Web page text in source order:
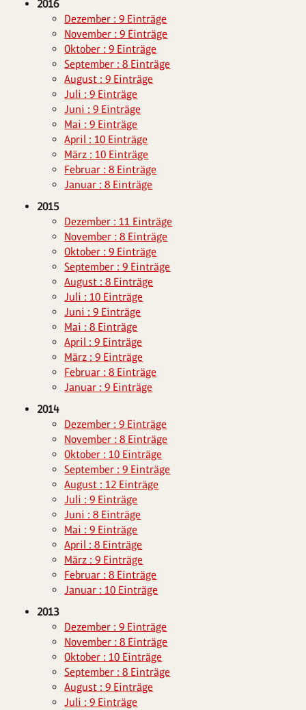
2016
Dezember : 9 Einträge
November : 9 Einträge
Oktober : 9 Einträge
September : 8 Einträge
August : 9 Einträge
Juli : 9 Einträge
Juni : 9 Einträge
Mai : 9 Einträge
April : 10 Einträge
März : 10 Einträge
Februar : 8 Einträge
Januar : 8 Einträge
2015
Dezember : 11 Einträge
November : 8 Einträge
Oktober : 9 Einträge
September : 9 Einträge
August : 8 Einträge
Juli : 10 Einträge
Juni : 9 Einträge
Mai : 8 Einträge
April : 9 Einträge
März : 9 Einträge
Februar : 8 Einträge
Januar : 9 Einträge
2014
Dezember : 9 Einträge
November : 8 Einträge
Oktober : 10 Einträge
September : 9 Einträge
August : 12 Einträge
Juli : 9 Einträge
Juni : 8 Einträge
Mai : 9 Einträge
April : 8 Einträge
März : 9 Einträge
Februar : 8 Einträge
Januar : 10 Einträge
2013
Dezember : 9 Einträge
November : 8 Einträge
Oktober : 10 Einträge
September : 8 Einträge
August : 9 Einträge
Juli : 9 Einträge